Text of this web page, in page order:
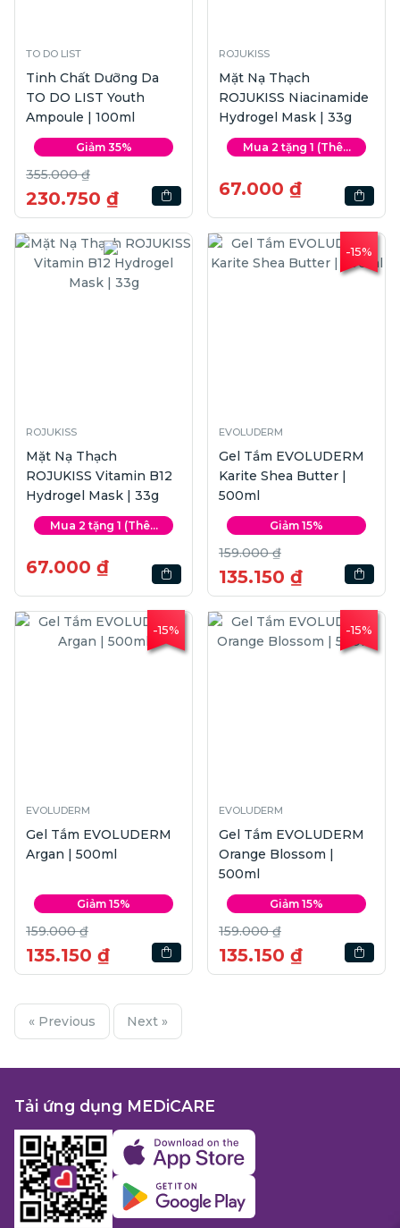
TO DO LIST
Tinh Chất Dưỡng Da
TO DO LIST Youth
Ampoule | 100ml
Giảm 35%
355.000 ₫
230.750 ₫
ROJUKISS
Mặt Nạ Thạch
ROJUKISS Niacinamide
Hydrogel Mask | 33g
Mua 2 tặng 1 (Thê...
67.000 ₫
ROJUKISS
Mặt Nạ Thạch
ROJUKISS Vitamin B12
Hydrogel Mask | 33g
Mua 2 tặng 1 (Thê...
67.000 ₫
-15%
EVOLUDERM
Gel Tắm EVOLUDERM
Karite Shea Butter |
500ml
Giảm 15%
159.000 ₫
135.150 ₫
-15%
EVOLUDERM
Gel Tắm EVOLUDERM
Argan | 500ml
Giảm 15%
159.000 ₫
135.150 ₫
-15%
EVOLUDERM
Gel Tắm EVOLUDERM
Orange Blossom |
500ml
Giảm 15%
159.000 ₫
135.150 ₫
« Previous Next »
Tải ứng dụng MEDiCARE